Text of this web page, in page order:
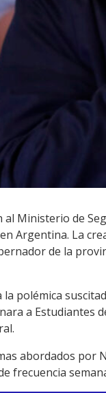
Ministerio de
Argentina. La
de la
polémica
a Estudiantes
abordados por
frecuencia